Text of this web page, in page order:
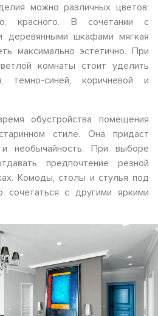
можно различных цветов:
красного. В сочетании с
деревянными шкафами мягкая
максимально эстетично. При
комнаты стоит уделить
темно-синей, коричневой и
обустройства помещения
стиле. Она придаст
необычайность. При выборе
предпочтение резной
Комоды, столы и стулья под
сочетаться с другими яркими